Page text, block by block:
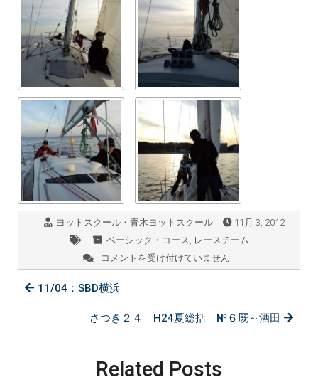
ヨットスクール・青木ヨットスクール
11月 3, 2012
ベーシック・コース
レースチーム
青
ヨ
ト
ベ
コメントを受け付けていません
11/04：SBD横浜
さつき２４ H24夏総括 №６厩～酒田
Related Posts